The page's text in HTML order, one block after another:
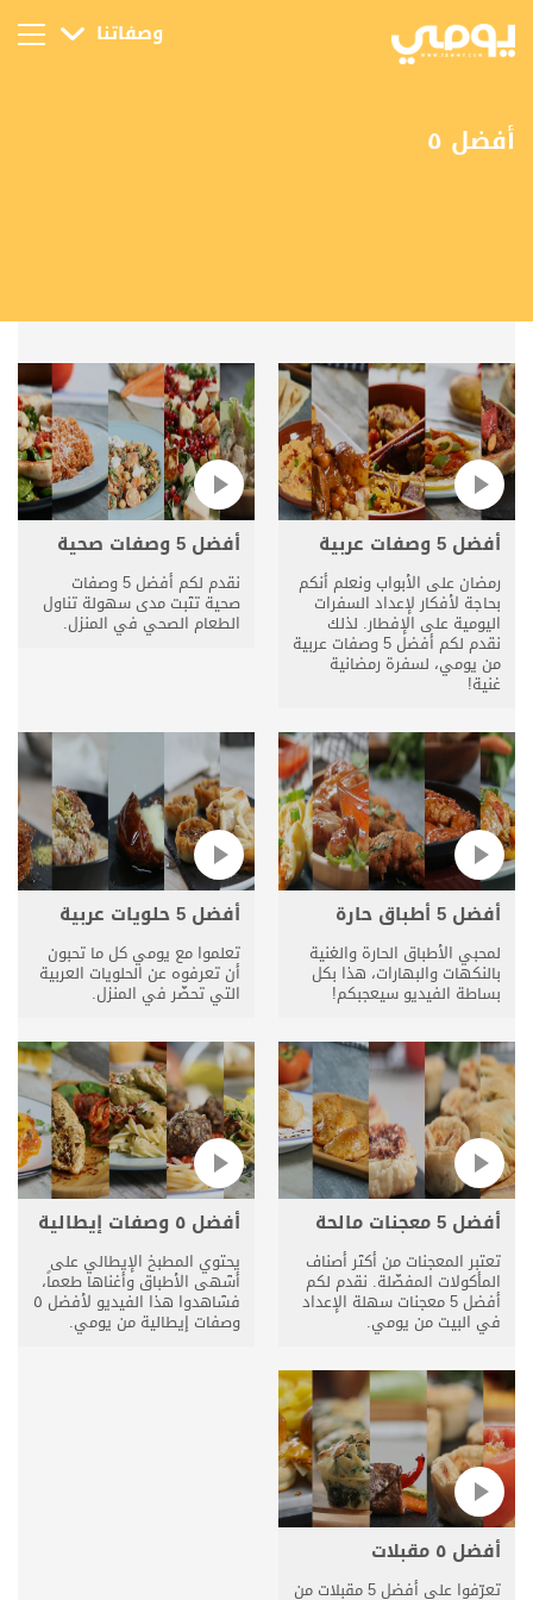
وصفاتنا
أفضل ٥
أفضل 5 وصفات عربية
رمضان على الأبواب ونعلم أنكم
بحاجة لأفكار لإعداد السفرات
اليومية على الإفطار. لذلك
نقدم لكم أفضل 5 وصفات عربية
من يومي، لسفرة رمضانية
غنية!
أفضل 5 وصفات صحية
نقدم لكم أفضل 5 وصفات
صحية تثبت مدى سهولة تناول
الطعام الصحي في المنزل.
أفضل 5 أطباق حارة
لمحبي الأطباق الحارة والغنية
بالنكهات والبهارات، هذا بكل
بساطة الفيديو سيعجبكم!
أفضل 5 حلويات عربية
تعلموا مع يومي كل ما تحبون
أن تعرفوه عن الحلويات العربية
التي تحضّر في المنزل.
أفضل 5 معجنات مالحة
تعتبر المعجنات من أكثر أصناف
المأكولات المفضّلة. نقدم لكم
أفضل 5 معجنات سهلة الإعداد
في البيت من يومي.
أفضل ٥ وصفات إيطالية
يحتوي المطبخ الإيطالي على
أشهى الأطباق وأغناها طعماً،
فشاهدوا هذا الفيديو لأفضل ٥
وصفات إيطالية من يومي.
أفضل ٥ مقبلات
تعرّفوا على أفضل 5 مقبلات من